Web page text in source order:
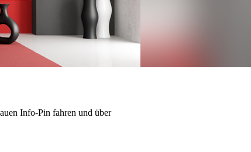
Info-Pin fahren und über